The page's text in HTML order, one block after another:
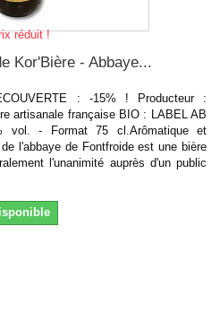
réduit !
Kor'Bière - Abbaye...
: -15% ! Producteur :
artisanale française BIO : LABEL AB
vol. - Format 75 cl.Arômatique et
l'abbaye de Fontfroide est une bière
l'unanimité auprès d'un public